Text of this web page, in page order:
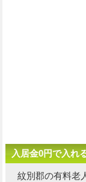
入居金0円で入れ
紋別郡の有料老